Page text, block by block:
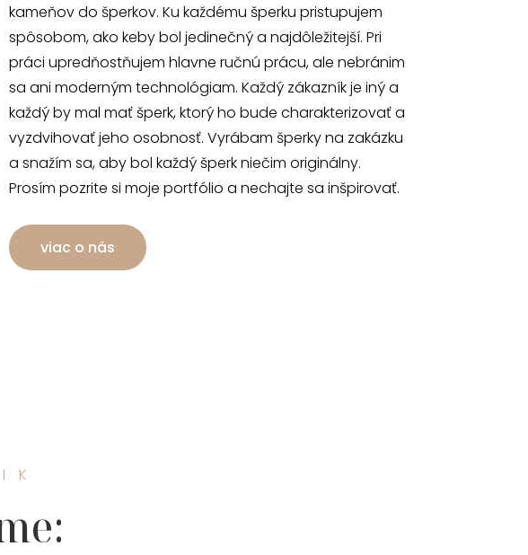
kameňov do šperkov. Ku každému šperku pristupujem
spôsobom, ako keby bol jedinečný a najdôležitejší. Pri
práci upredňostňujem hlavne ručnú prácu, ale nebránim
sa ani moderným technológiam. Každý zákazník je iný a
každý by mal mať šperk, ktorý ho bude charakterizovať a
vyzdvihovať jeho osobnosť. Vyrábam šperky na zakázku
a snažím sa, aby bol každý šperk niečim originálny.
Prosím pozrite si moje portfólio a nechajte sa inšpirovať.
viac o nás